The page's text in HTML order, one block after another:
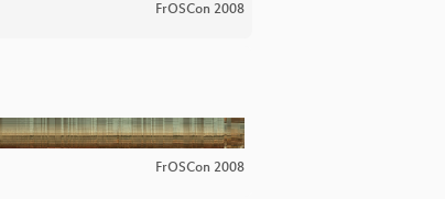
FrOSCon 2008
FrOSCon 2008